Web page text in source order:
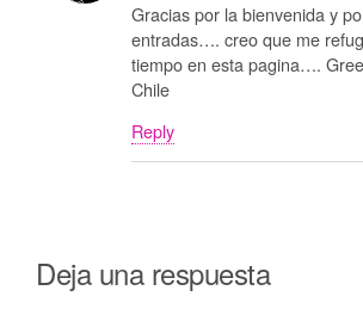
Gracias por la bienvenida y
entradas…. creo que me
tiempo en esta pagina….
Chile
Reply
Deja una respuesta